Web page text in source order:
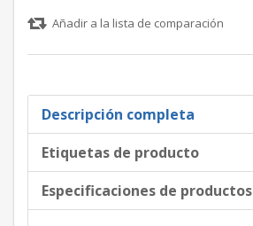
Añadir a la lista de comparación
Descripción completa
Etiquetas de producto
Especificaciones de productos